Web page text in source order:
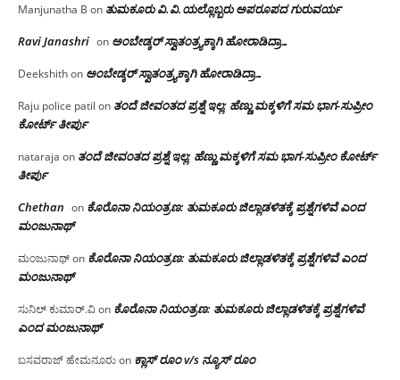
Manjunatha B on ತುಮಕೂರು‌ ವಿ.ವಿ.ಯಲ್ಲೊಬ್ಬರು ಅಪರೂಪದ ಗುರುವರ್ಯ
Ravi Janashri on ಅಂಬೇಡ್ಕರ್ ಸ್ವಾತಂತ್ರ್ಯಕ್ಕಾಗಿ ಹೋರಾಡಿದ್ರಾ…
Deekshithon ಅಂಬೇಡ್ಕರ್ ಸ್ವಾತಂತ್ರ್ಯಕ್ಕಾಗಿ ಹೋರಾಡಿದ್ರಾ…
Raju police patil on ತಂದೆ ಜೀವಂತದ ಪ್ರಶ್ನೆ ಇಲ್ಲ: ಹೆಣ್ಣು ಮಕ್ಕಳಿಗೆ ಸಮ ಭಾಗ-ಸುಪ್ರೀಂ
ಕೋರ್ಟ್ ತೀರ್ಪು
nataraja on ತಂದೆ ಜೀವಂತದ ಪ್ರಶ್ನೆ ಇಲ್ಲ: ಹೆಣ್ಣು ಮಕ್ಕಳಿಗೆ ಸಮ ಭಾಗ-ಸುಪ್ರೀಂ ಕೋರ್ಟ್
ತೀರ್ಪು
Chethan on ಕೊರೊನಾ ನಿಯಂತ್ರಣ: ತುಮಕೂರು ಜಿಲ್ಲಾಡಳಿತಕ್ಕೆ ಪ್ರಶ್ನೆಗಳಿವೆ ಎಂದ
ಮಂಜು‌ನಾಥ್
ಮಂಜುನಾಥ್on ಕೊರೊನಾ ನಿಯಂತ್ರಣ: ತುಮಕೂರು ಜಿಲ್ಲಾಡಳಿತಕ್ಕೆ ಪ್ರಶ್ನೆಗಳಿವೆ ಎಂದ
ಮಂಜು‌ನಾಥ್
ಸುನಿಲ್ ಕುಮಾರ್.ವಿon ಕೊರೊನಾ ನಿಯಂತ್ರಣ: ತುಮಕೂರು ಜಿಲ್ಲಾಡಳಿತಕ್ಕೆ ಪ್ರಶ್ನೆಗಳಿವೆ
ಎಂದ ಮಂಜು‌ನಾಥ್
ಬಸವರಾಜ್ ಹೇಮನೂರುon ಕ್ಲಾಸ್ ರೂಂ v/s ನ್ಯೂಸ್ ರೂಂ